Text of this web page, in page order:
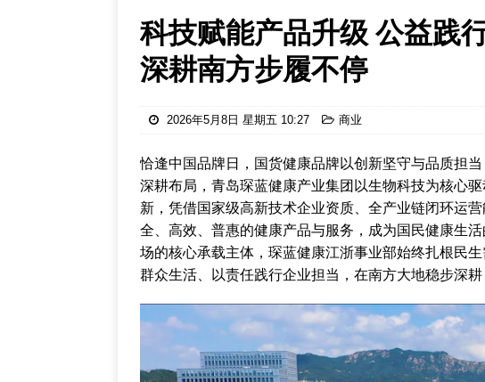
科技赋能产品升级 公益践
深耕南方步履不停
2026年5月8日 星期五 10:27 商业
恰逢中国品牌日，国货健康品牌以创新坚守与品质担
深耕布局，青岛琛蓝健康产业集团以生物科技为核心
新，凭借国家级高新技术企业资质、全产业链闭环运
全、高效、普惠的健康产品与服务，成为国民健康生
场的核心承载主体，琛蓝健康江浙事业部始终扎根民
群众生活、以责任践行企业担当，在南方大地稳步深